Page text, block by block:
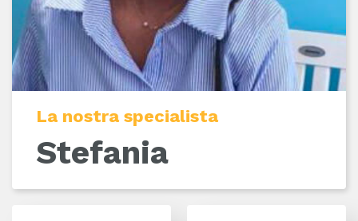
La nostra specialista
Stefania